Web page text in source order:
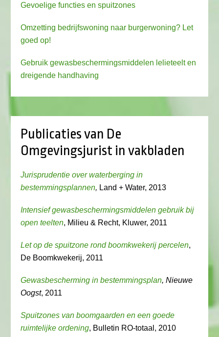
Gevoelige functies en spuitzones
Omzetting bedrijfswoning naar burgerwoning? Let
goed op!
Gebruik gewasbeschermingsmiddelen lelieteelt en
dreigende handhaving
Publicaties van De
Omgevingsjurist in vakbladen
Jurisprudentie over waterberging in
bestemmingsplannen, Land + Water, 2013
Intensief gewasbeschermingsmiddelen gebruik bij
open teelten, Milieu & Recht, Kluwer, 2011
Let op de spuitzone rond boomkwekerij percelen,
De Boomkwekerij, 2011
Gewasbescherming in bestemmingsplan, Nieuwe
Oogst, 2011
Spuitzones van boomgaarden en een goede
ruimtelijke ordening, Bulletin RO-totaal, 2010